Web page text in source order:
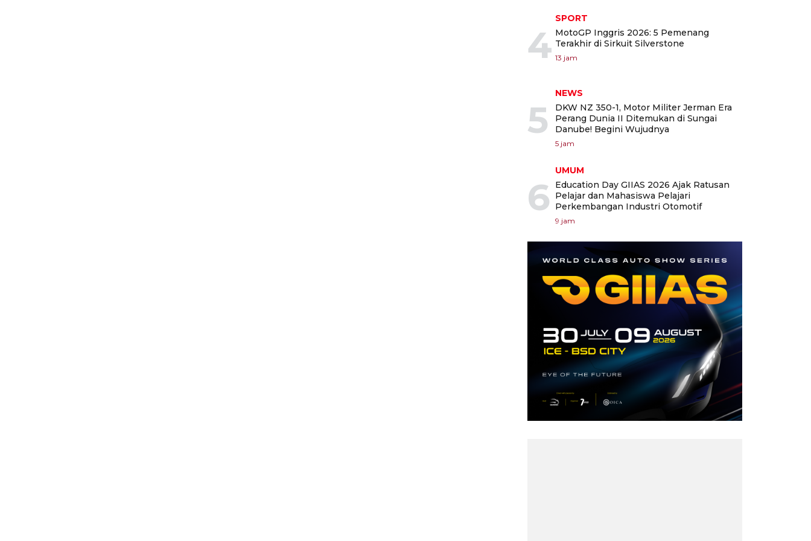
4
SPORT
MotoGP Inggris 2026: 5 Pemenang
Terakhir di Sirkuit Silverstone
13 jam
5
NEWS
DKW NZ 350-1, Motor Militer Jerman Era
Perang Dunia II Ditemukan di Sungai
Danube! Begini Wujudnya
5 jam
6
UMUM
Education Day GIIAS 2026 Ajak Ratusan
Pelajar dan Mahasiswa Pelajari
Perkembangan Industri Otomotif
9 jam